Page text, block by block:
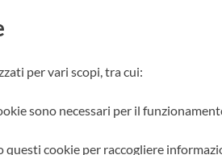
per vari scopi, tra cui:
sono necessari per il
questi cookie per raccogliere